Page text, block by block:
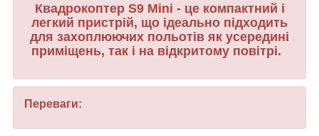
Квадрокоптер S9 Mini - це компактний і
легкий пристрій, що ідеально підходить
для захоплюючих польотів як усередині
приміщень, так і на відкритому повітрі.
Переваги: